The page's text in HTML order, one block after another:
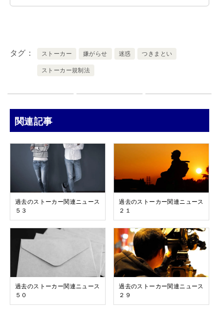
タグ ストーカー 嫌がらせ 迷惑 つきまとい
ストーカー規制法
関連記事
過去のストーカー関連ニュース
５３
過去のストーカー関連ニュース
２１
過去のストーカー関連ニュース
５０
過去のストーカー関連ニュース
２９